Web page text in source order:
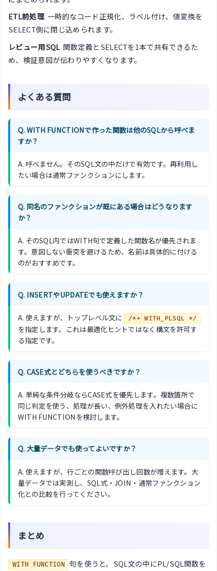
ETL前処理 一時的なコード正規化、ラベル付け、値変換を
SELECT側に閉じ込められます。
レビュー用SQL 関数定義とSELECTを1本で共有できるた
め、検証意図が伝わりやすくなります。
よくある質問
Q. WITH FUNCTIONで作った関数は他のSQLから呼べま
すか？
A. 呼べません。そのSQL文の中だけで有効です。再利用し
たい場合は通常ファンクションにします。
Q. 同名のファンクションが既にある場合はどうなります
か？
A. そのSQL内ではWITH句で定義した関数名が優先されま
す。意図しない衝突を避けるため、名前は具体的に付ける
のがおすすめです。
Q. INSERTやUPDATEでも使えますか？
A. 使えますが、トップレベル文に /*+ WITH_PLSQL */
を指定します。これは最適化ヒントではなく構文を許可す
る指定です。
Q. CASE式とどちらを使うべきですか？
A. 単純な条件分岐ならCASE式を優先します。複数箇所で
同じ判定を使う、処理が長い、例外処理を入れたい場合に
WITH FUNCTIONを検討します。
Q. 大量データでも使ってよいですか？
A. 使えますが、行ごとの関数呼び出し回数が増えます。大
量データでは実測し、SQL式・JOIN・通常ファンクション
化との比較を行ってください。
まとめ
WITH FUNCTION
句を使うと、SQL文の中にPL/SQL関数を